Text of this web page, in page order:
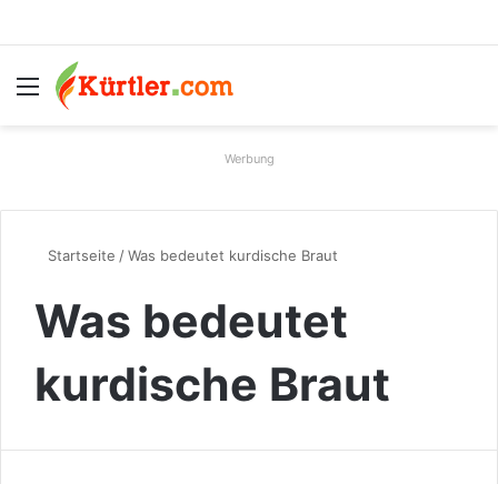
Menü
Werbung
Startseite /Was bedeutet kurdische Braut
Was bedeutet
kurdische Braut